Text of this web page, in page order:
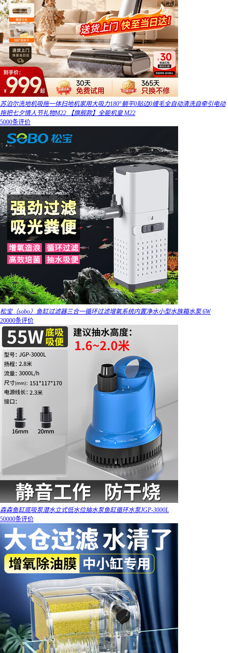
苏泊尔洗地机吸拖一体扫地机家用大吸力180°躺平0贴边0缠毛全自动清洗自牵引电动
拖把七夕情人节礼物M22 【旗舰款】全能机皇 M22
5000条评价
松宝（sobo）鱼缸过滤器三合一循环过滤增氧系统内置净水小型水族箱水泵 6W
20000条评价
森森鱼缸底吸泵潜水立式低水位抽水泵鱼缸循环水泵JGP-3000L
50000条评价